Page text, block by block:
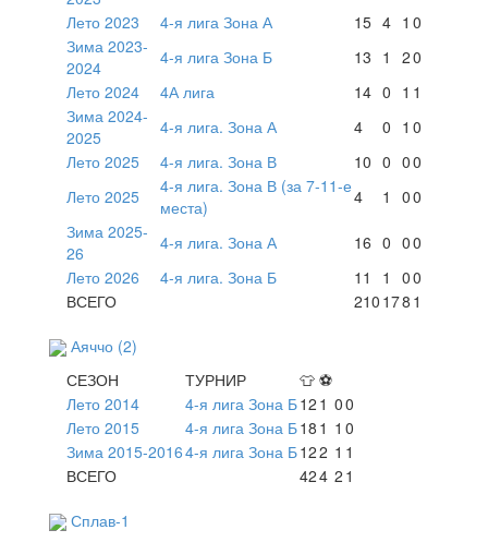
Лето 2023
4-я лига Зона А 15 4 1 0
Зима 2023-
2024
4-я лига Зона Б 13 1 20
Лето 2024
4А лига 14 0 1 1
Зима 2024-
2025
4-я лига. Зона А 4 0 1 0
Лето 2025
4-я лига. Зона В 10 0 00
Лето 2025
4-я лига. Зона В (за 7-11-е
места)
4 1 00
Зима 2025-
26
4-я лига. Зона А 16 0 00
Лето 2026
4-я лига. Зона Б 11 1 00
ВСЕГО
210 178 1
Аяччо (2)
СЕЗОН
ТУРНИР 👕 ⚽
Лето 2014
4-я лига Зона Б12 1 00
Лето 2015
4-я лига Зона Б18 1 1 0
Зима 2015-20164-я лига Зона Б122 1 1
ВСЕГО
424 2 1
Сплав-1